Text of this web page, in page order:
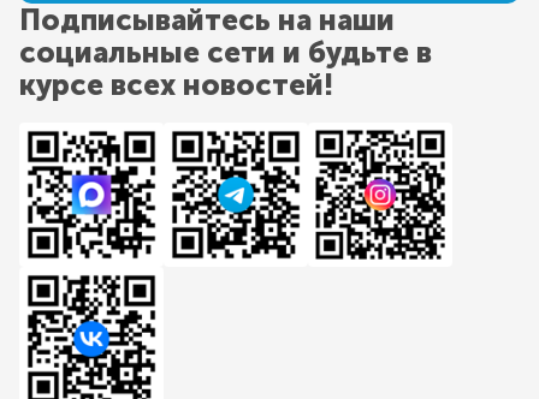
Подписывайтесь на наши
социальные сети и будьте в
курсе всех новостей!